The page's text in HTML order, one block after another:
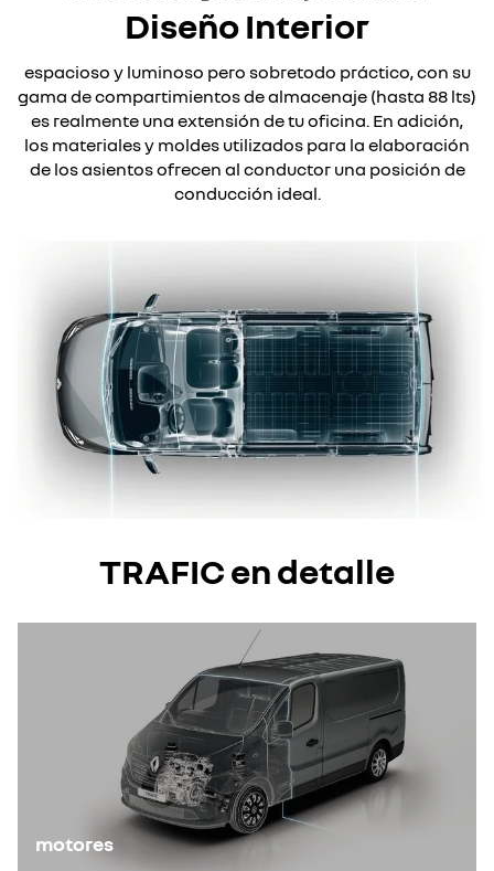
Diseño Interior
espacioso y luminoso pero sobretodo práctico, con su
gama de compartimientos de almacenaje (hasta 88 lts)
es realmente una extensión de tu oficina. En adición,
los materiales y moldes utilizados para la elaboración
de los asientos ofrecen al conductor una posición de
conducción ideal.
TRAFIC en detalle
motores